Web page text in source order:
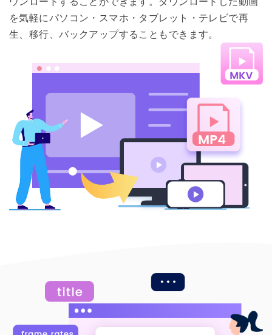
を気軽にパソコン・スマホ・タブレット・テレビで再
生、移行、バックアップすることもできます。